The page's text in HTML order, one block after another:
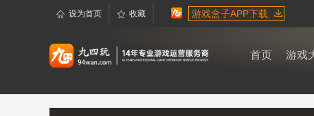
设为首页 收藏 游戏盒子APP下载
首页 游戏